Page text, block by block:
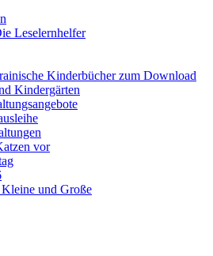
Leselernhelfer
Kinderbücher zum Download
Kindergärten
vor
und Große